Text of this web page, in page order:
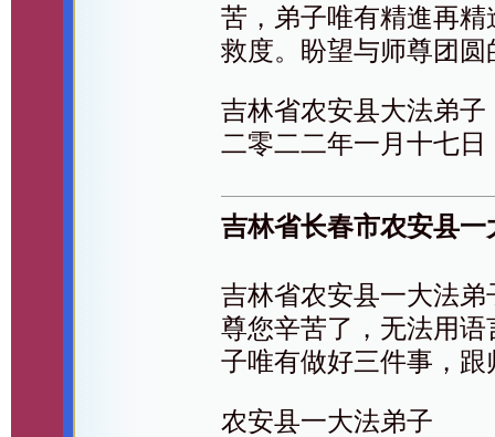
苦，弟子唯有精進再
救度。盼望与师尊团圆
吉林省农安县大法弟子
二零二二年一月十七日
吉林省长春市农安县
吉林省农安县一大法
尊您辛苦了，无法用
子唯有做好三件事，
农安县一大法弟子